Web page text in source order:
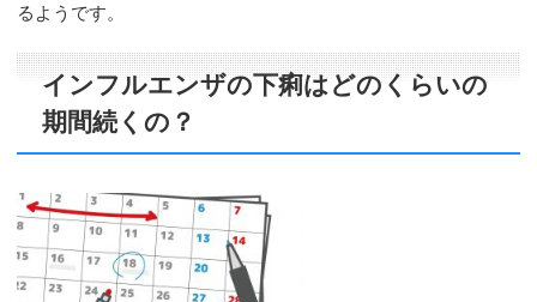
るようです。
インフルエンザの下痢はどのくらいの
期間続くの？